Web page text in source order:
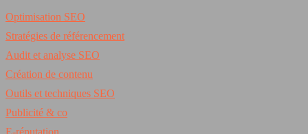
Optimisation SEO
Stratégies de référencement
Audit et analyse SEO
Création de contenu
Outils et techniques SEO
Publicité & co
E-réputation